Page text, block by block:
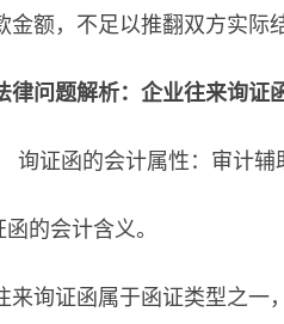
金额，不足以推翻双方实际
律问题解析：企业往来询证
询证函的会计属性：审计
函的会计含义。
来询证函属于函证类型之一